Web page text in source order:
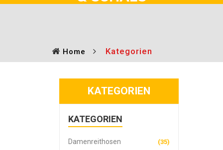
Home Kategorien
KATEGORIEN
KATEGORIEN
(35)
Damenreithosen